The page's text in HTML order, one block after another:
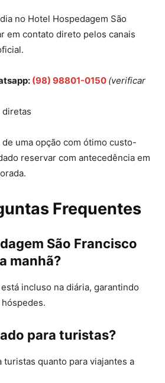
no Hotel Hospedagem São
em contato direto pelos canais
(98) 98801-0150 (verificar
diretas
uma opção com ótimo custo-
reservar com antecedência em
Frequentes
São Francisco
manhã?
incluso na diária, garantindo
para turistas?
turistas quanto para viajantes a